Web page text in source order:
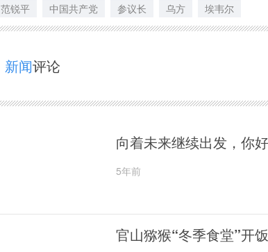
范锐平 中国共产党 参议长 乌方 埃韦尔
新闻评论
向着未来继续出发，你
5年前
官山猕猴“冬季食堂”开饭